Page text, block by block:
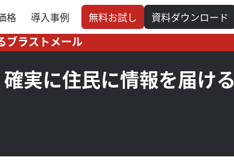
格 導入事例 無料お試し 資料ダウンロード
ブラストメール
実に住民に情報を届ける